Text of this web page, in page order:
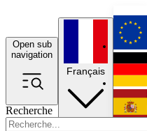
Open sub
navigation
Recherche
Français